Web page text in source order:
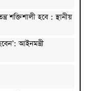
শক্তিশালী হবে : স্থানীয়
আইনমন্ত্রী